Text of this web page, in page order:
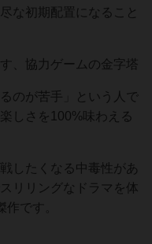
な初期配置になること
、協力ゲームの金字塔
のが苦手」という人で
しさを100%味わえる
したくなる中毒性があ
リリングなドラマを体
です。